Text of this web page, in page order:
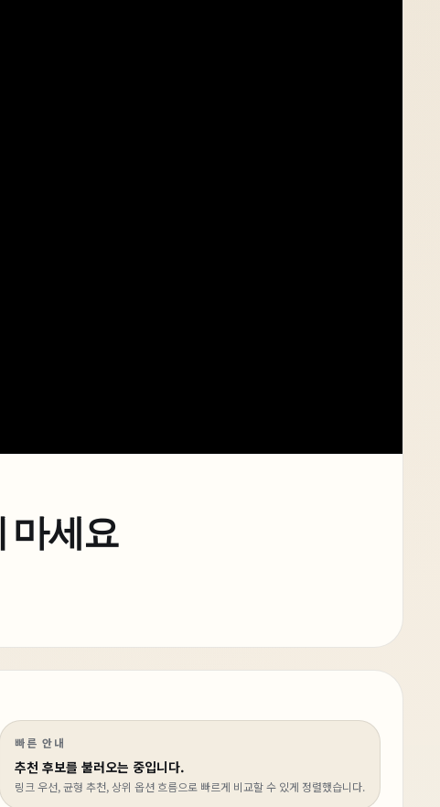
마세요
빠른 안내
추천 후보를 불러오는 중입니다.
링크 우선, 균형 추천, 상위 옵션 흐름으로 빠르게 비교할 수 있게 정렬했습니다.